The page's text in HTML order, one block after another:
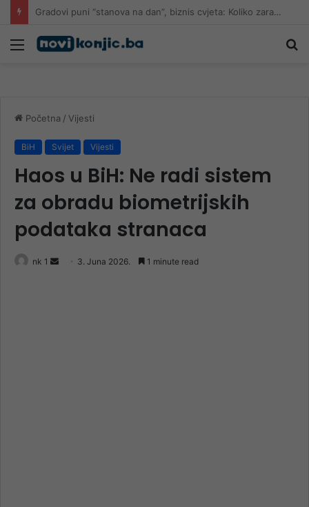
Treba li Tužilaštvo BiH preuzeti predmet o MC Srebrenica: “Ovo nije istraga, već genocid u produženom dejstvu”
Meni
Početna / Vijesti
BiH Svijet Vijesti
Haos u BiH: Ne radi sistem
za obradu biometrijskih
podataka stranaca
nk 1
Send 3. Juna 2026. 1 minute read